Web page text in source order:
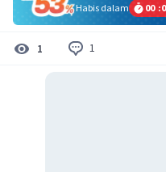
Habis dalam
00 :
1 1